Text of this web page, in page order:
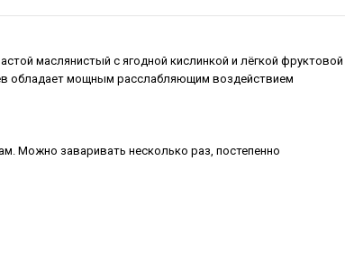
маслянистый с ягодной кислинкой и лёгкой фруктовой
обладает мощным расслабляющим воздействием
Можно заваривать несколько раз, постепенно